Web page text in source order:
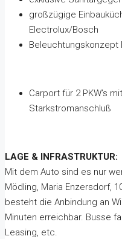
großzügige
Electrolux/Bosch
Beleuchtungskonzept
Carport für 2 PKW’s
Starkstromanschluß
LAGE & INFRASTRUKTUR:
Mit dem Auto sind es nur
Mödling, Maria Enzersdorf,
besteht die Anbindung an
Minuten erreichbar. Busse
Leasing, etc.